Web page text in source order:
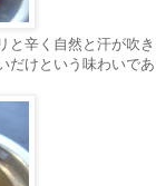
と辛く自然と汗が吹き
だけという味わいであ